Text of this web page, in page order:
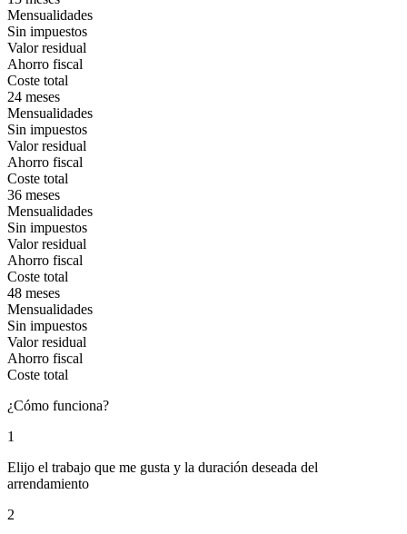
Mensualidades
Sin impuestos
Valor residual
Ahorro fiscal
Coste total
24 meses
Mensualidades
Sin impuestos
Valor residual
Ahorro fiscal
Coste total
36 meses
Mensualidades
Sin impuestos
Valor residual
Ahorro fiscal
Coste total
48 meses
Mensualidades
Sin impuestos
Valor residual
Ahorro fiscal
Coste total
¿Cómo funciona?
1
Elijo el trabajo que me gusta y la duración deseada del
arrendamiento
2